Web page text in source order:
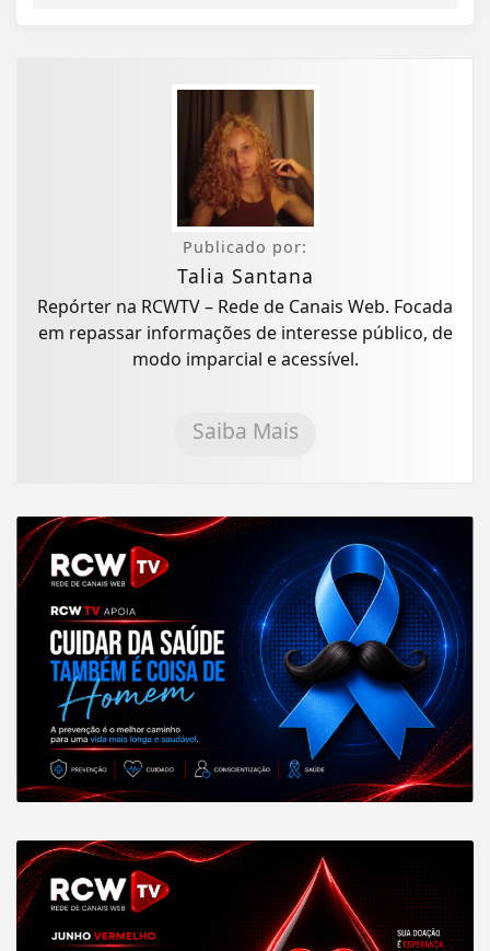
Publicado por:
Talia Santana
Repórter na RCWTV – Rede de Canais Web. Focada
em repassar informações de interesse público, de
modo imparcial e acessível.
Saiba Mais